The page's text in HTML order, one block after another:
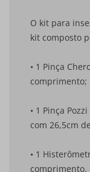
O kit para
kit composto
• 1 Pinça
comprimento;
• 1 Pinça
com 26,5cm
• 1
comprimento.